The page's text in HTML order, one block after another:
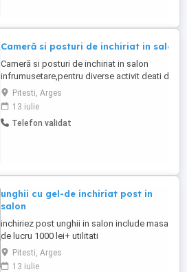
Cameră si posturi de inchiriat in salon
Cameră si posturi de inchiriat in salon
infrumusetare,pentru diverse activit deati de
deschis din 2018,are vad auto si
pentru detalii,tel
Pitesti, Arges
13 iulie
Telefon validat
unghii cu gel-de inchiriat post in
salon
inchiriez post unghii in salon include masa
de lucru 1000 lei+ utilitati
Pitesti, Arges
13 iulie